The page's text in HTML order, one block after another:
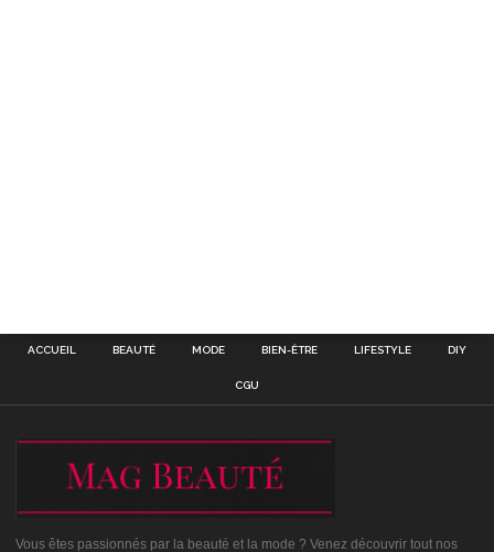
ACCUEIL BEAUTÉ MODE BIEN-ÊTRE LIFESTYLE DIY
CGU
Vous êtes passionnés par la beauté et la mode ? Venez découvrir tout nos